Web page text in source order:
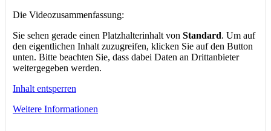
Die Videozusammenfassung:
Sie sehen gerade einen Platzhalterinhalt von Standard. Um auf
den eigentlichen Inhalt zuzugreifen, klicken Sie auf den Button
unten. Bitte beachten Sie, dass dabei Daten an Drittanbieter
weitergegeben werden.
Inhalt entsperren
Weitere Informationen